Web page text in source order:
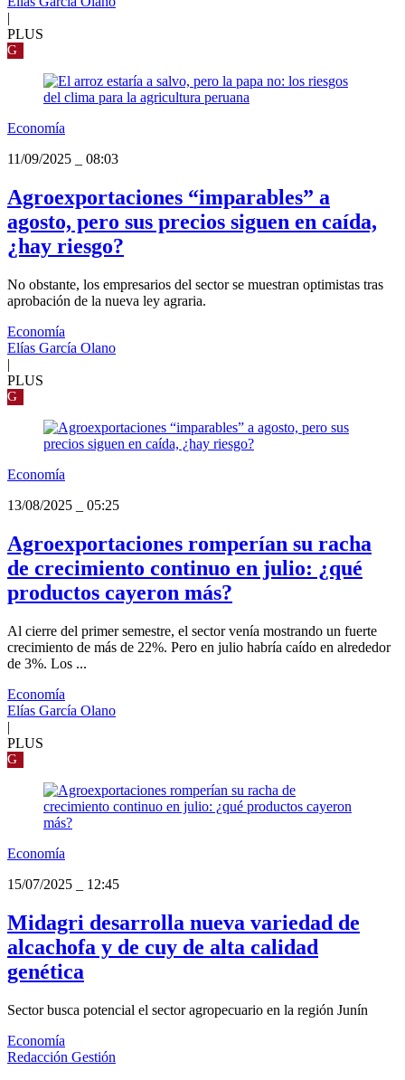
|
PLUS
G
Economía
11/09/2025
08:03
Agroexportaciones “imparables” a
agosto, pero sus precios siguen en caída,
¿hay riesgo?
No obstante, los empresarios del sector se muestran optimistas tras
aprobación de la nueva ley agraria.
Economía
Elías García Olano
|
PLUS
G
Economía
13/08/2025
05:25
Agroexportaciones romperían su racha
de crecimiento continuo en julio: ¿qué
productos cayeron más?
Al cierre del primer semestre, el sector venía mostrando un fuerte
crecimiento de más de 22%. Pero en julio habría caído en alrededor
de 3%. Los ...
Economía
Elías García Olano
|
PLUS
G
Economía
15/07/2025
12:45
Midagri desarrolla nueva variedad de
alcachofa y de cuy de alta calidad
genética
Sector busca potencial el sector agropecuario en la región Junín
Economía
Redacción Gestión